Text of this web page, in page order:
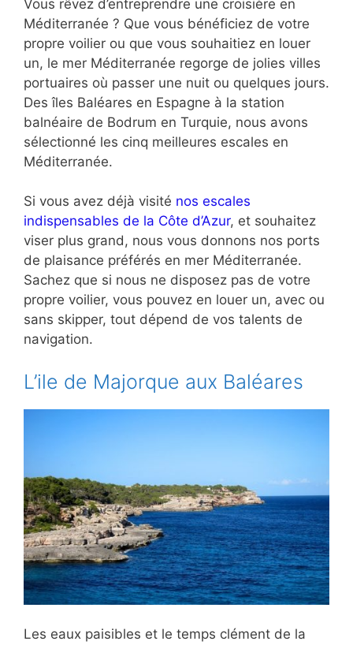
Vous rêvez d’entreprendre une croisière en
Méditerranée ? Que vous bénéficiez de votre
propre voilier ou que vous souhaitiez en louer
un, le mer Méditerranée regorge de jolies villes
portuaires où passer une nuit ou quelques jours.
Des îles Baléares en Espagne à la station
balnéaire de Bodrum en Turquie, nous avons
sélectionné les cinq meilleures escales en
Méditerranée.
Si vous avez déjà visité nos escales
indispensables de la Côte d’Azur, et souhaitez
viser plus grand, nous vous donnons nos ports
de plaisance préférés en mer Méditerranée.
Sachez que si nous ne disposez pas de votre
propre voilier, vous pouvez en louer un, avec ou
sans skipper, tout dépend de vos talents de
navigation.
L’ile de Majorque aux Baléares
Les eaux paisibles et le temps clément de la